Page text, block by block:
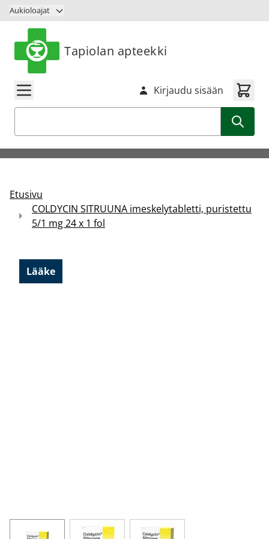
Siirry sisältöön
Aukioloajat
Tapiolan apteekki
Kirjaudu sisään
Etusivu
COLDYCIN SITRUUNA imeskelytabletti, puristettu
5/1 mg 24 x 1 fol
Lääke
View larger imageView larger imageView larger image